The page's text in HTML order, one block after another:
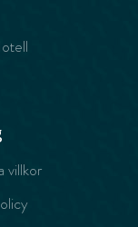
villkor